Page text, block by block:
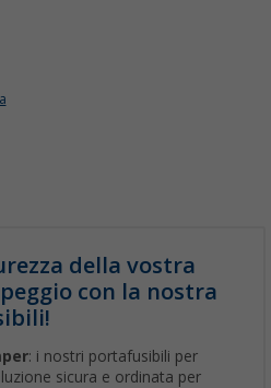
della vostra
con la nostra
: i nostri portafusibili per
sicura e ordinata per